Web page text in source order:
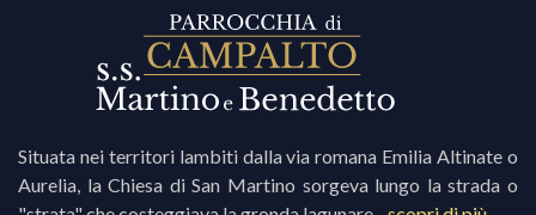
Situata nei territori lambiti dalla via romana Emilia Altinate o
Aurelia, la Chiesa di San Martino sorgeva lungo la strada o